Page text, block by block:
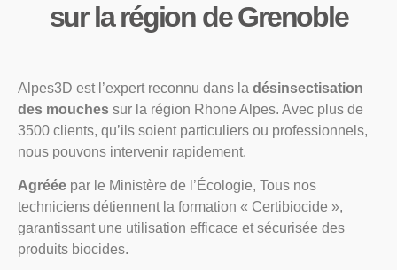
sur la région de Grenoble
Alpes3D est l’expert reconnu dans la désinsectisation
des mouches sur la région Rhone Alpes. Avec plus de
3500 clients, qu’ils soient particuliers ou professionnels,
nous pouvons intervenir rapidement.
Agréée par le Ministère de l’Écologie, Tous nos
techniciens détiennent la formation « Certibiocide »,
garantissant une utilisation efficace et sécurisée des
produits biocides.